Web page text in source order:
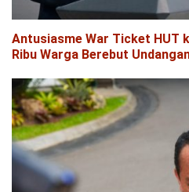
Antusiasme War Ticket HUT
Ribu Warga Berebut